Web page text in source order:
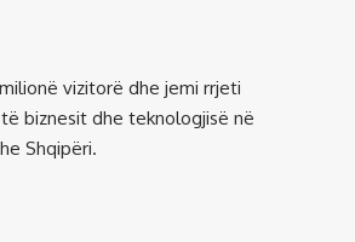
vizitorë dhe jemi rrjeti
biznesit dhe teknologjisë në
Shqipëri.